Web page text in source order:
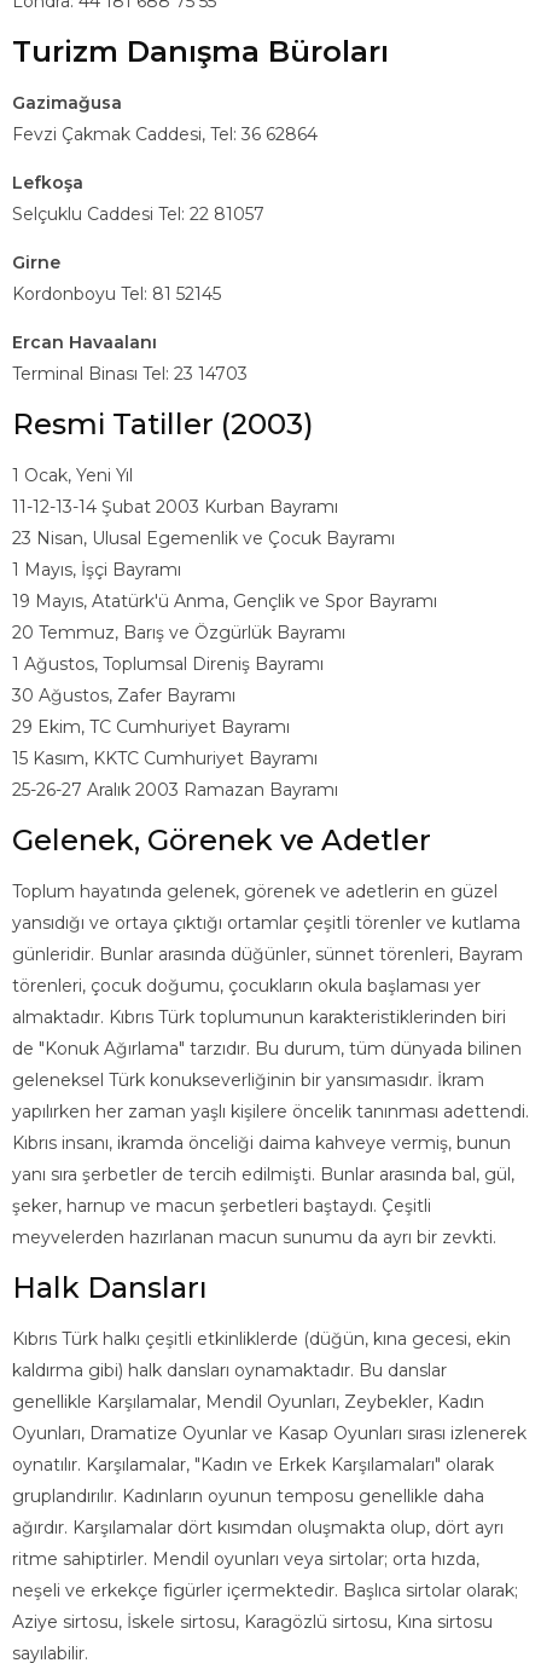
Turizm Danışma Büroları
Gazimağusa
Fevzi Çakmak Caddesi, Tel: 36 62864
Lefkoşa
Selçuklu Caddesi Tel: 22 81057
Girne
Kordonboyu Tel: 81 52145
Ercan Havaalanı
Terminal Binası Tel: 23 14703
Resmi Tatiller (2003)
1 Ocak, Yeni Yıl
11-12-13-14 Şubat 2003 Kurban Bayramı
23 Nisan, Ulusal Egemenlik ve Çocuk Bayramı
1 Mayıs, İşçi Bayramı
19 Mayıs, Atatürk'ü Anma, Gençlik ve Spor Bayramı
20 Temmuz, Barış ve Özgürlük Bayramı
1 Ağustos, Toplumsal Direniş Bayramı
30 Ağustos, Zafer Bayramı
29 Ekim, TC Cumhuriyet Bayramı
15 Kasım, KKTC Cumhuriyet Bayramı
25-26-27 Aralık 2003 Ramazan Bayramı
Gelenek, Görenek ve Adetler
Toplum hayatında gelenek, görenek ve adetlerin en güzel
yansıdığı ve ortaya çıktığı ortamlar çeşitli törenler ve kutlama
günleridir. Bunlar arasında düğünler, sünnet törenleri, Bayram
törenleri, çocuk doğumu, çocukların okula başlaması yer
almaktadır. Kıbrıs Türk toplumunun karakteristiklerinden biri
de "Konuk Ağırlama" tarzıdır. Bu durum, tüm dünyada bilinen
geleneksel Türk konukseverliğinin bir yansımasıdır. İkram
yapılırken her zaman yaşlı kişilere öncelik tanınması adettendi.
Kıbrıs insanı, ikramda önceliği daima kahveye vermiş, bunun
yanı sıra şerbetler de tercih edilmişti. Bunlar arasında bal, gül,
şeker, harnup ve macun şerbetleri baştaydı. Çeşitli
meyvelerden hazırlanan macun sunumu da ayrı bir zevkti.
Halk Dansları
Kıbrıs Türk halkı çeşitli etkinliklerde (düğün, kına gecesi, ekin
kaldırma gibi) halk dansları oynamaktadır. Bu danslar
genellikle Karşılamalar, Mendil Oyunları, Zeybekler, Kadın
Oyunları, Dramatize Oyunlar ve Kasap Oyunları sırası izlenerek
oynatılır. Karşılamalar, "Kadın ve Erkek Karşılamaları" olarak
gruplandırılır. Kadınların oyunun temposu genellikle daha
ağırdır. Karşılamalar dört kısımdan oluşmakta olup, dört ayrı
ritme sahiptirler. Mendil oyunları veya sirtolar; orta hızda,
neşeli ve erkekçe figürler içermektedir. Başlıca sirtolar olarak;
Aziye sirtosu, İskele sirtosu, Karagözlü sirtosu, Kına sirtosu
sayılabilir.